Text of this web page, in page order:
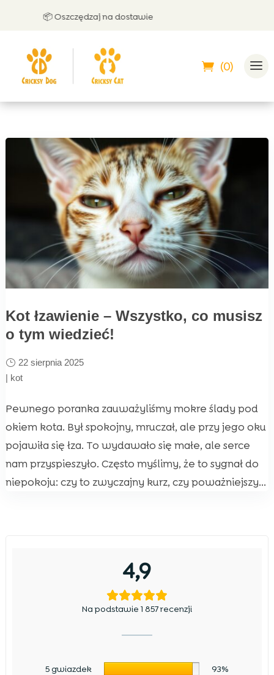
📦 Oszczędzaj na dostawie
(0)
Kot łzawienie – Wszystko, co musisz
o tym wiedzieć!
22 sierpnia 2025
| kot
Pewnego poranka zauważyliśmy mokre ślady pod
okiem kota. Był spokojny, mruczał, ale przy jego oku
pojawiła się łza. To wydawało się małe, ale serce
nam przyspieszyło. Często myślimy, że to sygnał do
niepokoju: czy to zwyczajny kurz, czy poważniejszy...
4,9
Na podstawie 1 857 recenzji
5 gwiazdek 93%